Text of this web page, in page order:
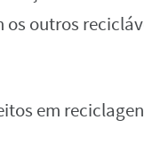
os outros
em